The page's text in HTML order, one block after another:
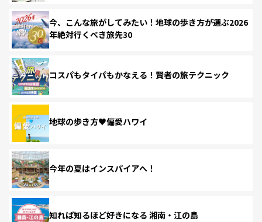
今、こんな旅がしてみたい！地球の歩き方が選ぶ2026
年絶対行くべき旅先30
コスパもタイパもかなえる！賢者の旅テクニック
地球の歩き方♥偏愛ハワイ
今年の夏はインスパイアへ！
知れば知るほど好きになる 湘南・江の島